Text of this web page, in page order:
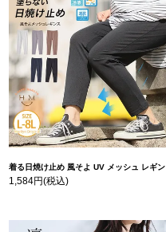
着る日焼け止め 風そよ UV メッシュ レギンス【ウェストゴム】【ストレッチ】 | 大きいサイズの通販ならハッピーマリリン
1,584円(税込)